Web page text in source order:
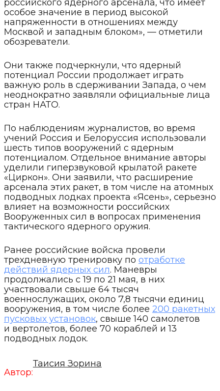
российского ядерного арсенала, что имеет
особое значение в период высокой
напряженности в отношениях между
Москвой и западным блоком», — отметили
обозреватели.
Они также подчеркнули, что ядерный
потенциал России продолжает играть
важную роль в сдерживании Запада, о чем
неоднократно заявляли официальные лица
стран НАТО.
По наблюдениям журналистов, во время
учений Россия и Белоруссия использовали
шесть типов вооружений с ядерным
потенциалом. Отдельное внимание авторы
уделили гиперзвуковой крылатой ракете
«Циркон». Они заявили, что расширение
арсенала этих ракет, в том числе на атомных
подводных лодках проекта «Ясень», серьезно
влияет на возможности российских
Вооруженных сил в вопросах применения
тактического ядерного оружия.
Ранее российские войска провели
трехдневную тренировку по отработке
действий ядерных сил. Маневры
продолжались с 19 по 21 мая, в них
участвовали свыше 64 тысяч
военнослужащих, около 7,8 тысячи единиц
вооружения, в том числе более 200 ракетных
пусковых установок, свыше 140 самолетов
и вертолетов, более 70 кораблей и 13
подводных лодок.
Автор:
Таисия Зорина